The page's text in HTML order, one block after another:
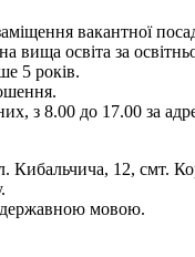
вакантної
освіта за
5 років.
з 8.00 до 17.00 за
Кибальчича, 12, смт.
державною мовою.